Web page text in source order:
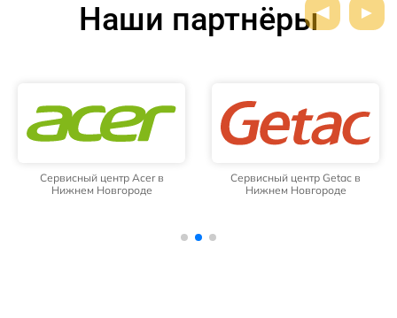
Наши партнёры
Сервисный центр Acer в
Нижнем Новгороде
Сервисный центр Getac в
Нижнем Новгороде